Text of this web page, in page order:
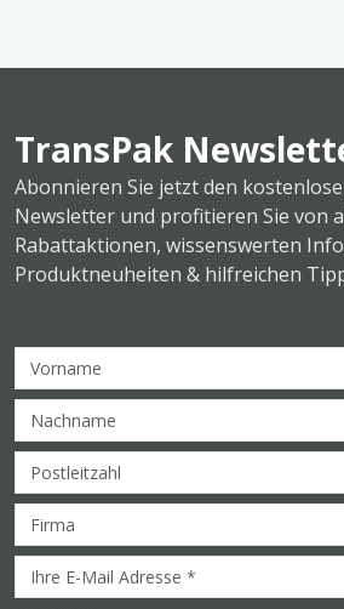
TransPak
Abonnieren Sie jetzt den
Newsletter und profitieren Sie von
Rabattaktionen, wissenswerten
Produktneuheiten & hilfreichen